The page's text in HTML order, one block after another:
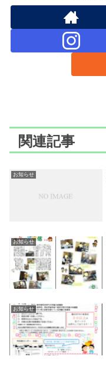
関連記事
お知らせ
お知らせ
お知らせ